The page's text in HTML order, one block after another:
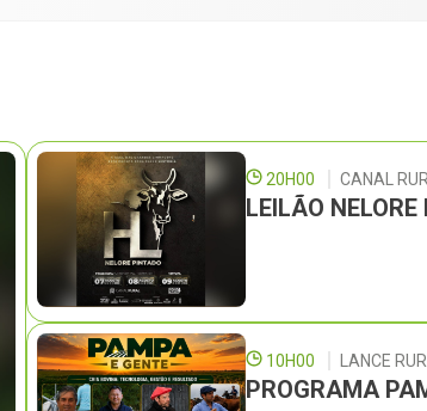
20H00 CANAL
LEILÃO
10H00 LANCE
PROGRAMA